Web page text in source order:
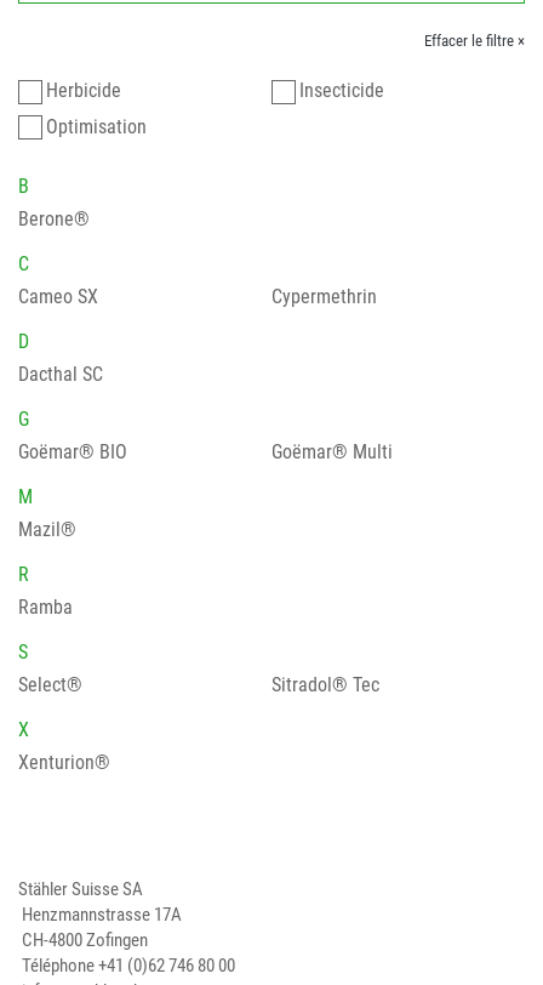
Effacer le filtre ×
Herbicide
Insecticide
Optimisation
B
Berone®
C
Cameo SX
Cypermethrin
D
Dacthal SC
G
Goëmar® BIO
Goëmar® Multi
M
Mazil®
R
Ramba
S
Select®
Sitradol® Tec
X
Xenturion®
Stähler Suisse SA
Henzmannstrasse 17A
CH-4800 Zofingen
Téléphone+41 (0)62 746 80 00